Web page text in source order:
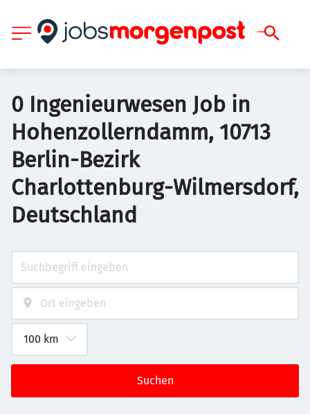
0 Ingenieurwesen Job in
Hohenzollerndamm, 10713
Berlin-Bezirk
Charlottenburg-Wilmersdorf,
Deutschland
Suchen